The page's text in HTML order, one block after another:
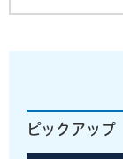
ピックアップ